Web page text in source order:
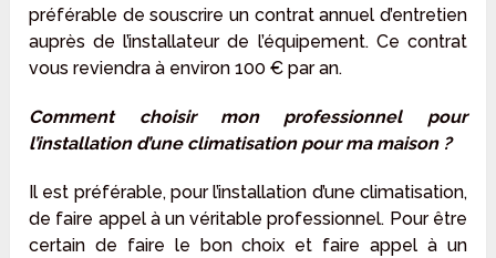
préférable de souscrire un contrat annuel d’entretien
auprès de l’installateur de l’équipement. Ce contrat
vous reviendra à environ 100 € par an.
Comment choisir mon professionnel pour
l’installation d’une climatisation pour ma maison ?
Il est préférable, pour l’installation d’une climatisation,
de faire appel à un véritable professionnel. Pour être
certain de faire le bon choix et faire appel à un